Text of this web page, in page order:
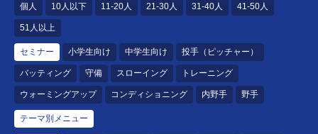
個人 10人以下 11-20人 21-30人 31-40人 41-50人
51人以上
セミナー 小学生向け 中学生向け 投手（ピッチャー）
バッティング 守備 スローイング トレーニング
ウォーミングアップ コンディショニング 内野手 野手
テーマ別メニュー